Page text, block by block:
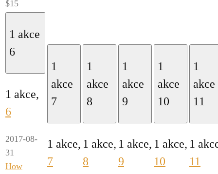
$15
1 akce
6
1 akce,
6
2017-08-
31
How
1
akce
7
1 akce,
7
1
akce
8
1 akce,
8
1
akce
9
1 akce,
9
1
akce
10
1 akce,
10
1
akce
11
1
11